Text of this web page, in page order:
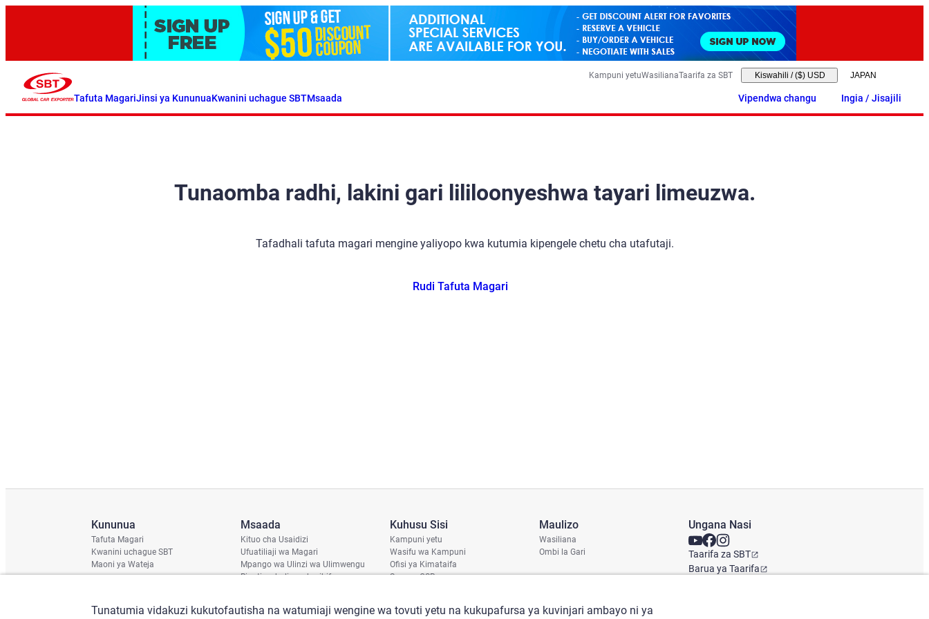
Tafuta MagariJinsi ya KununuaKwanini uchague SBTMsaada
Kampuni yetuWasilianaTaarifa za SBT Kiswahili / ($) USD
Vipendwa changu Ingia / Jisajili
Tunaomba radhi, lakini gari lililoonyeshwa tayari limeuzwa.
Tafadhali tafuta magari mengine yaliyopo kwa kutumia kipengele chetu cha utafutaji.
Rudi Tafuta Magari
Kununua
Tafuta Magari
Kwanini uchague SBT
Maoni ya Wateja
Msaada
Kituo cha Usaidizi
Ufuatiliaji wa Magari
Mpango wa Ulinzi wa Ulimwengu
Ripoti ya hali ya uharibifu
Kuhusu Sisi
Kampuni yetu
Wasifu wa Kampuni
Ofisi ya Kimataifa
Sera ya CSR
Maulizo
Wasiliana
Ombi la Gari
Ungana Nasi
Taarifa za SBT
Barua ya Taarifa
Tunatumia vidakuzi kukutofautisha na watumiaji wengine wa tovuti yetu na kukupafursa ya kuvinjari ambayo ni ya